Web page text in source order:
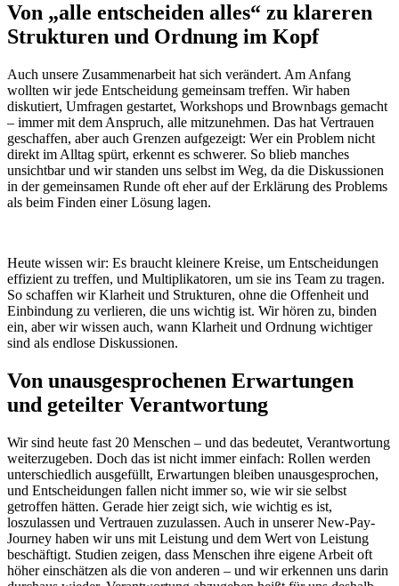
Von „alle entscheiden alles“ zu klareren
Strukturen und Ordnung im Kopf
Auch unsere Zusammenarbeit hat sich verändert. Am Anfang
wollten wir jede Entscheidung gemeinsam treffen. Wir haben
diskutiert, Umfragen gestartet, Workshops und Brownbags gemacht
– immer mit dem Anspruch, alle mitzunehmen. Das hat Vertrauen
geschaffen, aber auch Grenzen aufgezeigt: Wer ein Problem nicht
direkt im Alltag spürt, erkennt es schwerer. So blieb manches
unsichtbar und wir standen uns selbst im Weg, da die Diskussionen
in der gemeinsamen Runde oft eher auf der Erklärung des Problems
als beim Finden einer Lösung lagen.
Heute wissen wir: Es braucht kleinere Kreise, um Entscheidungen
effizient zu treffen, und Multiplikatoren, um sie ins Team zu tragen.
So schaffen wir Klarheit und Strukturen, ohne die Offenheit und
Einbindung zu verlieren, die uns wichtig ist. Wir hören zu, binden
ein, aber wir wissen auch, wann Klarheit und Ordnung wichtiger
sind als endlose Diskussionen.
Von unausgesprochenen Erwartungen
und geteilter Verantwortung
Wir sind heute fast 20 Menschen – und das bedeutet, Verantwortung
weiterzugeben. Doch das ist nicht immer einfach: Rollen werden
unterschiedlich ausgefüllt, Erwartungen bleiben unausgesprochen,
und Entscheidungen fallen nicht immer so, wie wir sie selbst
getroffen hätten. Gerade hier zeigt sich, wie wichtig es ist,
loszulassen und Vertrauen zuzulassen. Auch in unserer New-Pay-
Journey haben wir uns mit Leistung und dem Wert von Leistung
beschäftigt. Studien zeigen, dass Menschen ihre eigene Arbeit oft
höher einschätzen als die von anderen – und wir erkennen uns darin